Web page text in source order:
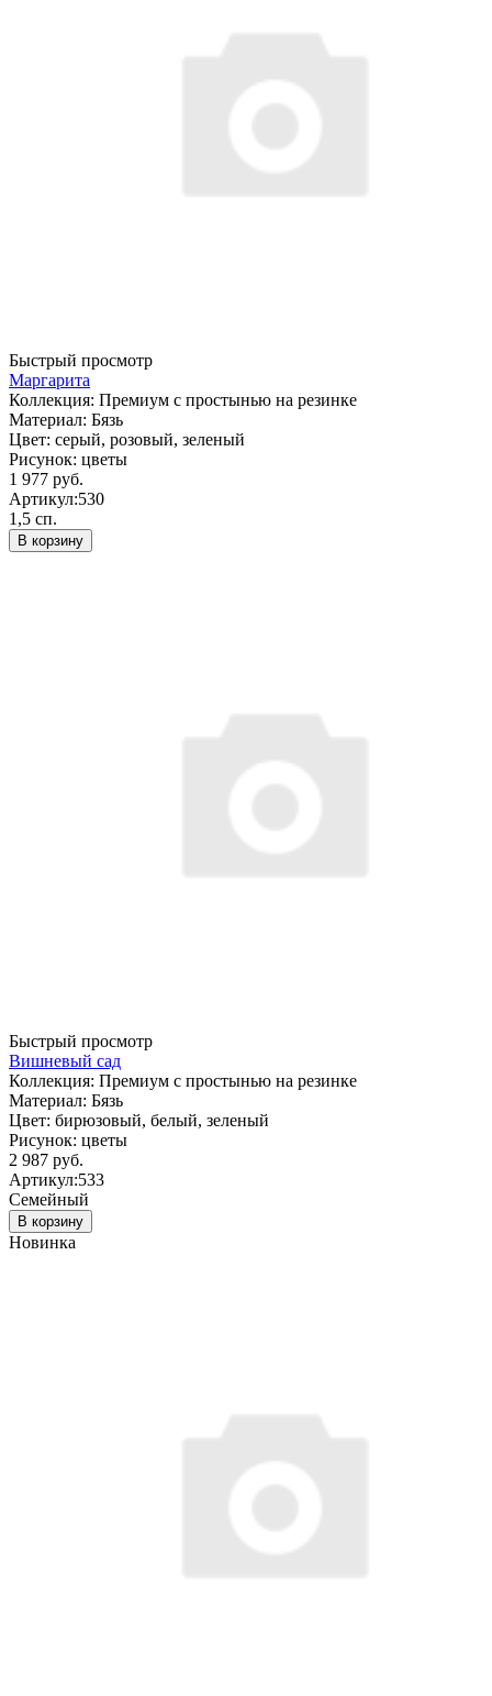
Быстрый просмотр
Маргарита
Коллекция: Премиум с простынью на резинке
Материал: Бязь
Цвет: серый, розовый, зеленый
Рисунок: цветы
1 977 руб.
Артикул:530
1,5 сп.
В корзину
Быстрый просмотр
Вишневый сад
Коллекция: Премиум с простынью на резинке
Материал: Бязь
Цвет: бирюзовый, белый, зеленый
Рисунок: цветы
2 987 руб.
Артикул:533
Семейный
В корзину
Новинка